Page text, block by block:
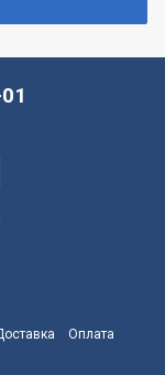
Оплата